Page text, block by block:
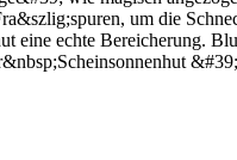
um die
echte Bereicherung.